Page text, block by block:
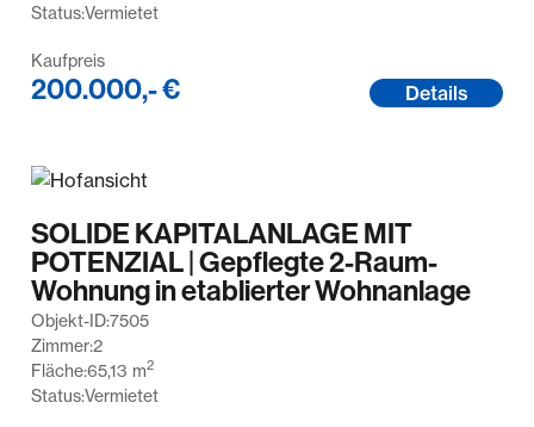
Status:Vermietet
Kaufpreis
200.000,- € Details
SOLIDE KAPITALANLAGE MIT
POTENZIAL | Gepflegte 2-Raum-
Wohnung in etablierter Wohnanlage
Objekt-ID:7505
Zimmer:2
Fläche:65,13 m2
Status:Vermietet